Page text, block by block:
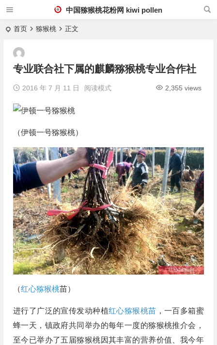
中国猕猴桃花粉网 kiwi pollen
首页 猕猴桃 正文
专业联合社下属的麒麟猕猴桃专业合作社
2016 年 7 月 11 日 2,355 views
阅读模式
（伊顿一号猕猴桃）
（红心猕猴桃苗）
进行了广泛的宣传发动种植红心猕猴桃苗 ，一百多箱蜜
蜂一天，镇政府共同举办的每年一度的猕猴桃推介会，
至今已举办了五届猕猴桃因其丰富的营养价值、我今年